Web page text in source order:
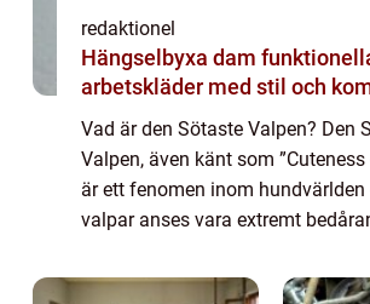
redaktionel
Hängselbyxa dam funktionella
arbetskläder med stil och
Vad är den Sötaste Valpen? Den
Valpen, även känt som ”Cuteness
är ett fenomen inom hundvärlden
valpar anses vara extremt
smältande hjärtan. Denna trend